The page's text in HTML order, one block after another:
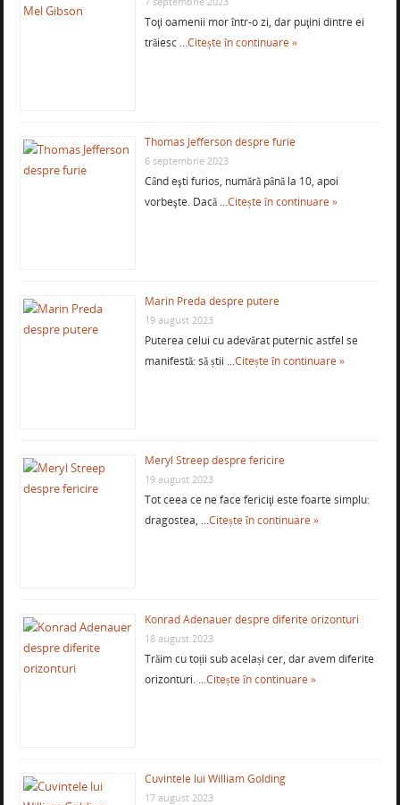
Toţi oamenii mor într-o zi, dar puţini dintre ei
trăiesc …Citește în continuare »
Thomas Jefferson despre furie
6 septembrie 2023
Când eşti furios, numără până la 10, apoi
vorbeşte. Dacă …Citește în continuare »
Marin Preda despre putere
19 august 2023
Puterea celui cu adevărat puternic astfel se
manifestă: să știi …Citește în continuare »
Meryl Streep despre fericire
19 august 2023
Tot ceea ce ne face fericiţi este foarte simplu:
dragostea, …Citește în continuare »
Konrad Adenauer despre diferite orizonturi
18 august 2023
Trăim cu toții sub același cer, dar avem diferite
orizonturi. …Citește în continuare »
Cuvintele lui William Golding
17 august 2023